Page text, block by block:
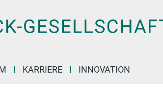
KARRIERE INNOVATION